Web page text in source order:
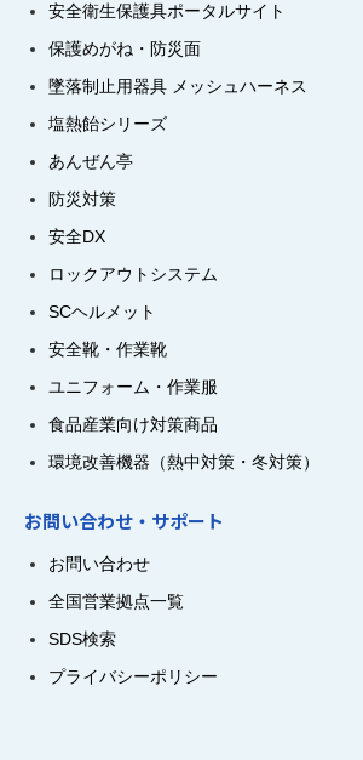
安全衛生保護具ポータルサイト
保護めがね・防災面
墜落制止用器具 メッシュハーネス
塩熱飴シリーズ
あんぜん亭
防災対策
安全DX
ロックアウトシステム
SCヘルメット
安全靴・作業靴
ユニフォーム・作業服
食品産業向け対策商品
環境改善機器（熱中対策・冬対策）
お問い合わせ・サポート
お問い合わせ
全国営業拠点一覧
SDS検索
プライバシーポリシー